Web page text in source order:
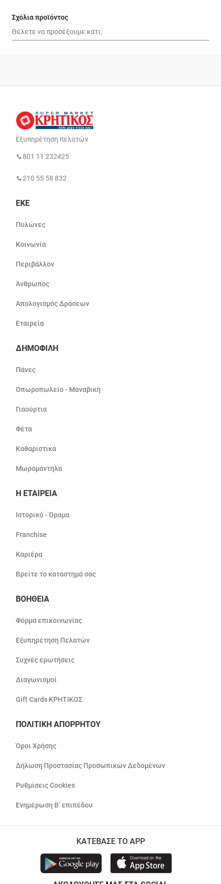
Σχόλια προϊόντος
Εξυπηρέτηση πελατών
801 11 232425
210 55 58 832
ΕΚΕ
Πυλώνες
Κοινωνία
Περιβάλλον
Άνθρωπος
Απολογισμός Δράσεων
Εταιρεία
ΔΗΜΟΦΙΛΗ
Πάνες
Οπωροπωλείο - Μαναβική
Γιαούρτια
Φέτα
Καθαριστικά
Μωρομάντηλα
Η ΕΤΑΙΡΕΙΑ
Ιστορικό - Όραμα
Franchise
Καριέρα
Βρείτε το κατάστημά σας
ΒΟΗΘΕΙΑ
Φόρμα επικοινωνίας
Εξυπηρέτηση Πελατών
Συχνές ερωτήσεις
Διαγωνισμοί
Gift Cards ΚΡΗΤΙΚΟΣ
ΠΟΛΙΤΙΚΗ ΑΠΟΡΡΗΤΟΥ
Όροι Χρήσης
Δήλωση Προστασίας Προσωπικών Δεδομένων
Ρυθμίσεις Cookies
Ενημέρωση Β’ επιπέδου
ΚΑΤΕΒΑΣΕ ΤΟ APP